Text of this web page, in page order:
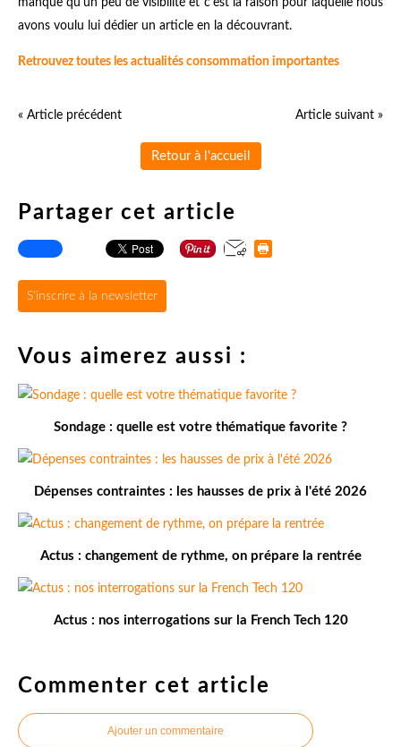
manque qu'un peu de visibilité et c'est la raison pour laquelle nous
avons voulu lui dédier un article en la découvrant.
Retrouvez toutes les actualités consommation importantes
« Article précédent Article suivant »
Retour à l'accueil
Partager cet article
S'inscrire à la newsletter
Vous aimerez aussi :
Sondage : quelle est votre thématique favorite ?
Dépenses contraintes : les hausses de prix à l'été 2026
Actus : changement de rythme, on prépare la rentrée
Actus : nos interrogations sur la French Tech 120
Commenter cet article
Ajouter un commentaire